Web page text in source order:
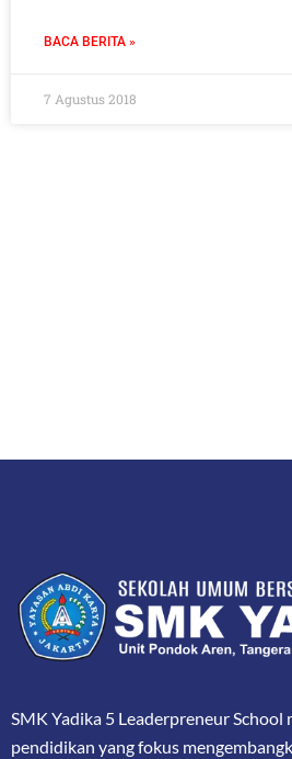
BACA BERITA »
7 Agustus 2018
SMK Yadika 5 Leaderpreneur School
pendidikan yang fokus